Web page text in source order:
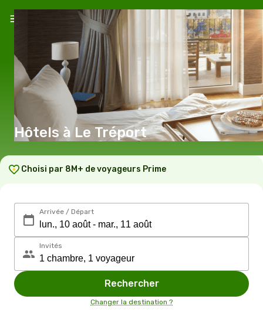
Hôtels à Le Tréport
Choisi par 8M+ de voyageurs Prime
Arrivée / Départ
Invités
Rechercher
Changer la destination ?